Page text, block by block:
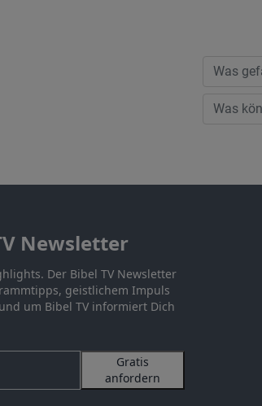
Newsletter
Der Bibel TV Newsletter
geistlichem Impuls
um Bibel TV informiert Dich
Gratis
anfordern